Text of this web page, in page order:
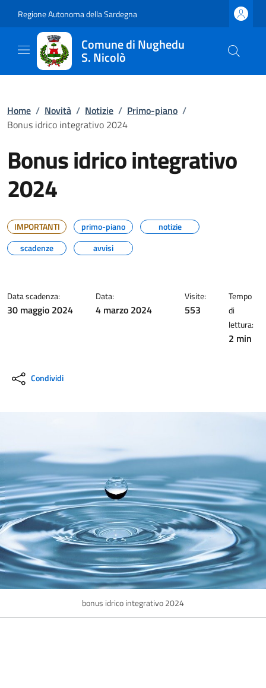
Regione Autonoma della Sardegna
Comune di Nughedu
S. Nicolò
Home / Novità / Notizie / Primo-piano /
Bonus idrico integrativo 2024
Bonus idrico integrativo
2024
IMPORTANTI primo-piano
notizie
scadenze
avvisi
Data scadenza:
30 maggio 2024
Data:
4 marzo 2024
Visite:
553
Tempo
di
lettura:
2 min
Condividi
bonus idrico integrativo 2024